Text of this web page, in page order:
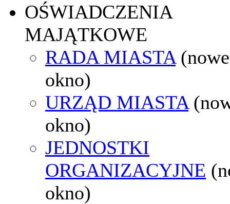
OŚWIADCZENIA
MAJĄTKOWE
RADA MIASTA (nowe
okno)
URZĄD MIASTA
okno)
JEDNOSTKI
ORGANIZACYJNE
okno)